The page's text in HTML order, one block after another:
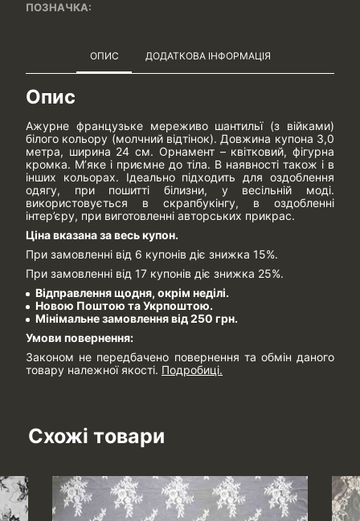
ПОЗНАЧКА:
ОПИС ДОДАТКОВА ІНФОРМАЦІЯ
Опис
Ажурне французьке мереживо шантильї (з війками)
білого кольору (молчний відтінок). Довжина купона 3,0
метра, ширина 24 см. Орнамент – квітковий, фігурна
кромка. М’яке і приємне до тіла. В наявності також і в
інших кольорах. Ідеально підходить для оздоблення
одягу, при пошитті білизни, у весільній моді.
використовується в скрапбукінгу, в оздобленні
інтер’єру, при виготовленні авторських прикрас.
Ціна вказана за весь купон.
При замовленні від 6 купонів діє знижка 15%.
При замовленні від 17 купонів діє знижка 25%.
Відправлення щодня, окрім неділі.
Новою Поштою та Укрпоштою.
Мінімальне замовлення від 250 грн.
Умови повернення:
Законом не передбачено повернення та обмін даного
товару належної якості. Подробиці.
Схожі товари